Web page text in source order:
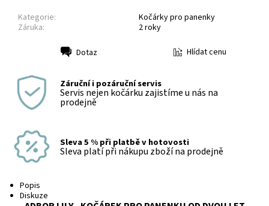
Kategorie:
Kočárky pro panenky
Záruka:
2 roky
Dotaz Hlídat cenu
Záruční i pozáruční servis
Servis nejen kočárku zajistíme u nás na
prodejně
Sleva 5 % při platbě v hotovosti
Sleva platí při nákupu zboží na prodejně
Popis
Diskuze